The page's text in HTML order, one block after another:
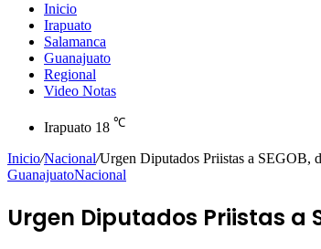
Inicio
Irapuato
Salamanca
Guanajuato
Regional
Video Notas
Irapuato 18 ℃
Inicio/Nacional/Urgen Diputados Priistas a SEGOB,
GuanajuatoNacional
Urgen Diputados Priistas a